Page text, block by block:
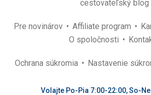
cestovateľský blog
Pre novinárov Affiliate program
O spoločnosti
Ochrana súkromia Nastavenie
Volajte Po-Pia 7:00-22:00, So-